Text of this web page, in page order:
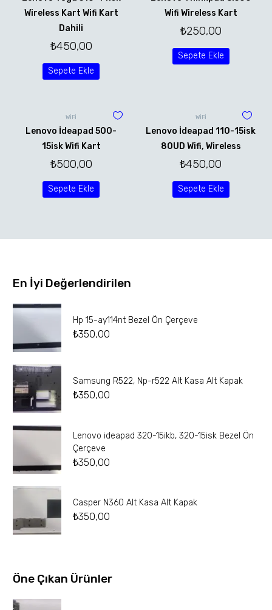
Wireless Kart Wifi Kart
Dahili
₺450,00
Sepete Ekle
Wifi Wireless Kart
₺250,00
Sepete Ekle
WİFİ
Lenovo İdeapad 500-
15isk Wifi Kart
₺500,00
Sepete Ekle
WİFİ
Lenovo İdeapad 110-15isk
80UD Wifi, Wireless
₺450,00
Sepete Ekle
En İyi Değerlendirilen
Hp 15-ay114nt Bezel Ön Çerçeve
₺350,00
Samsung R522, Np-r522 Alt Kasa Alt Kapak
₺350,00
Lenovo ideapad 320-15ikb, 320-15isk Bezel Ön
Çerçeve
₺350,00
Casper N360 Alt Kasa Alt Kapak
₺350,00
Öne Çıkan Ürünler